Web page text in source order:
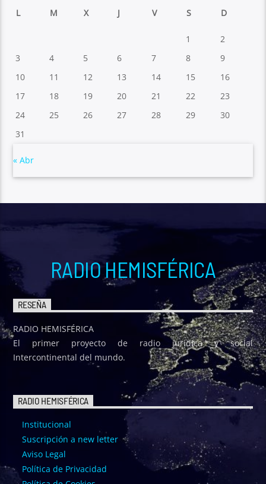
L M X J V S D
1
2
3
4 5 6 7 8
9
10
11 12 13 14 15
16
17
18 19 20 21 22
23
24
25 26 27 28 29
30
31
« Abr
RADIO HEMISFÉRICA
RESEÑA
RADIO HEMISFÉRICA
El primer proyecto de radio jurídica y social
Intercontinental del mundo.
RADIO HEMISFÉRICA
Institucional
Suscripción a new letter
Aviso Legal
Política de Privacidad